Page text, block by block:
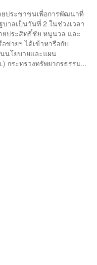
ประชาชนเพื่อการพัฒนาที่
าลเป็นวันที่ 2 ในช่วงเวลา
ประสิทธิ์ชัย หนูนวล และ
ข่ายฯ ได้เข้าหารือกับ
นโยบายและแผน
กระทรวงทรัพยากรธรรม...